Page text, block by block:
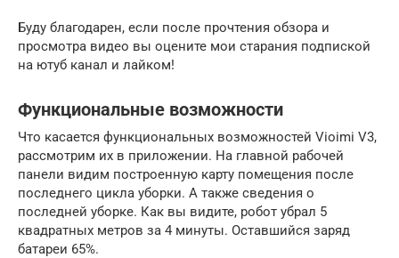
Буду благодарен, если после прочтения обзора и
просмотра видео вы оцените мои старания подпиской
на ютуб канал и лайком!
Функциональные возможности
Что касается функциональных возможностей Vioimi V3,
рассмотрим их в приложении. На главной рабочей
панели видим построенную карту помещения после
последнего цикла уборки. А также сведения о
последней уборке. Как вы видите, робот убрал 5
квадратных метров за 4 минуты. Оставшийся заряд
батареи 65%.